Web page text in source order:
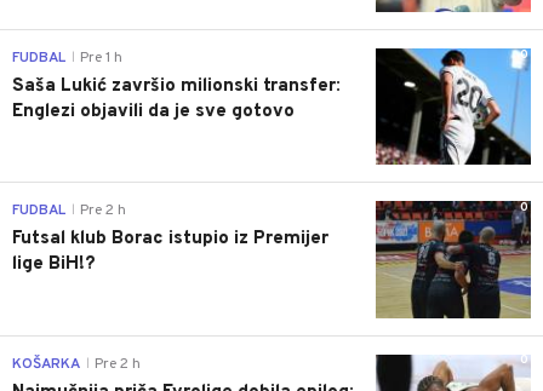
0
FUDBAL Pre 1 h
Saša Lukić završio milionski transfer:
Englezi objavili da je sve gotovo
0
FUDBAL Pre 2 h
Futsal klub Borac istupio iz Premijer
lige BiH!?
0
KOŠARKA Pre 2 h